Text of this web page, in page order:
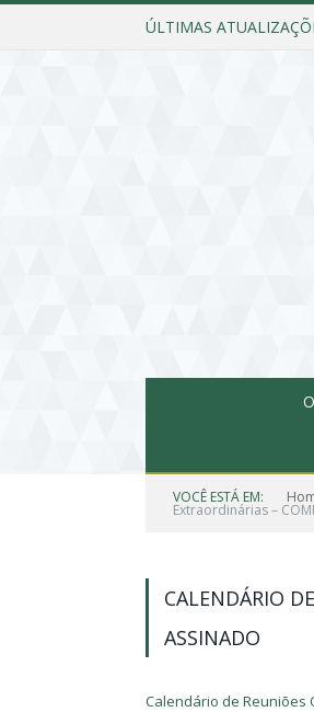
ÚLTIMAS
VOCÊ ESTÁ EM:
Extraordinárias –
CALENDÁRIO
ASSINADO
Calendário de Reuniões